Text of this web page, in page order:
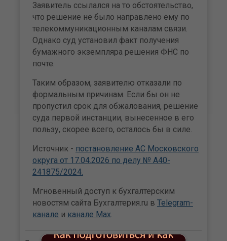
Заявитель ссылался на то обстоятельство,
что решение не было направлено ему по
телекоммуникационным каналам связи.
Однако суд установил факт получения
бумажного экземпляра решения ФНС по
почте.
Таким образом, заявителю отказали по
формальным причинам. Если бы он не
пропустил срок для обжалования, решение
суда первой инстанции, вынесенное в его
пользу, скорее всего, осталось бы в силе.
Источник - постановление АС Московского
округа от 17.04.2026 по делу № А40-
241875/2024.
Мгновенный доступ к бухгалтерским
новостям сайта Бухгалтерия.ru в Telegram-
канале и канале Max.